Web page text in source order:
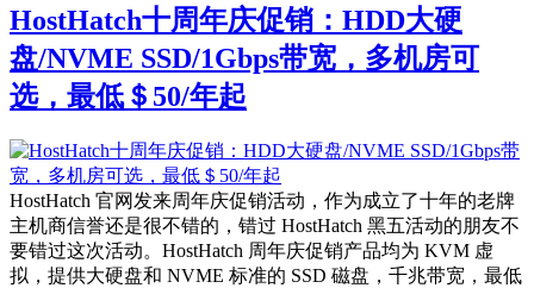
HostHatch十周年庆促销：HDD大硬
盘/NVME SSD/1Gbps带宽，多机房可
选，最低＄50/年起
HostHatch 官网发来周年庆促销活动，作为成立了十年的老牌
主机商信誉还是很不错的，错过 HostHatch 黑五活动的朋友不
要错过这次活动。HostHatch 周年庆促销产品均为 KVM 虚
拟，提供大硬盘和 NVME 标准的 SSD 磁盘，千兆带宽，最低